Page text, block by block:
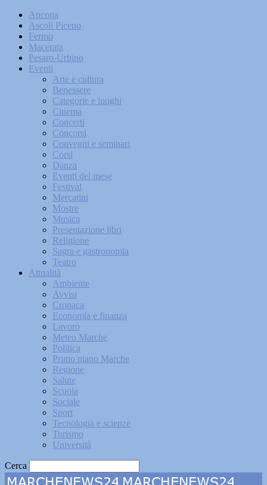
Ancona
Ascoli Piceno
Fermo
Macerata
Pesaro-Urbino
Eventi
Arte e cultura
Benessere
Categorie e luoghi
Cinema
Concerti
Concorsi
Convegni e seminari
Corsi
Danza
Eventi del mese
Festival
Mercatini
Mostre
Musica
Presentazione libri
Religione
Sagra e gastronomia
Teatro
Attualità
Ambiente
Avvisi
Cronaca
Economia e finanza
Lavoro
Meteo Marche
Politica
Primo piano Marche
Regione
Salute
Scuola
Sociale
Sport
Tecnologia e scienze
Turismo
Università
Cerca